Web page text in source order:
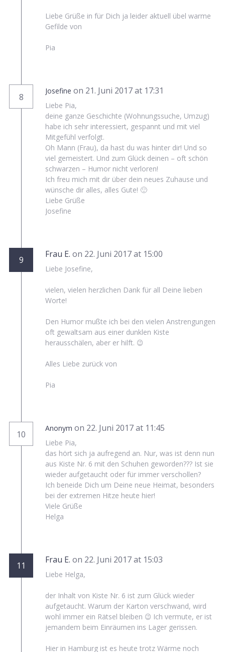
Liebe Grüße in für Dich ja leider aktuell übel warme
Gefilde von
Pia
8
Josefine on 21. Juni 2017 at 17:31
Liebe Pia,
deine ganze Geschichte (Wohnungssuche, Umzug)
habe ich sehr interessiert, gespannt und mit viel
Mitgefühl verfolgt.
Oh Mann (Frau), da hast du was hinter dir! Und so
viel gemeistert. Und zum Glück deinen – oft schön
schwarzen – Humor nicht verloren!
Ich freu mich mit dir über dein neues Zuhause und
wünsche dir alles, alles Gute! 🙂
Liebe Grüße
Josefine
9
Frau E. on 22. Juni 2017 at 15:00
Liebe Josefine,
vielen, vielen herzlichen Dank für all Deine lieben
Worte!
Den Humor mußte ich bei den vielen Anstrengungen
oft gewaltsam aus einer dunklen Kiste
herausschälen, aber er hilft. 😉
Alles Liebe zurück von
Pia
10
Anonym on 22. Juni 2017 at 11:45
Liebe Pia,
das hört sich ja aufregend an. Nur, was ist denn nun
aus Kiste Nr. 6 mit den Schuhen geworden??? Ist sie
wieder aufgetaucht oder für immer verschollen?
Ich beneide Dich um Deine neue Heimat, besonders
bei der extremen Hitze heute hier!
Viele Grüße
Helga
11
Frau E. on 22. Juni 2017 at 15:03
Liebe Helga,
der Inhalt von Kiste Nr. 6 ist zum Glück wieder
aufgetaucht. Warum der Karton verschwand, wird
wohl immer ein Rätsel bleiben 😉 Ich vermute, er ist
jemandem beim Einräumen ins Lager gerissen.
Hier in Hamburg ist es heute trotz Wärme noch